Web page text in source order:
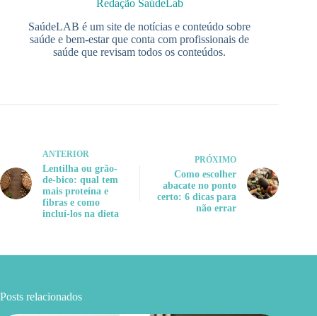
Redação SaúdeLab
SaúdeLAB é um site de notícias e conteúdo sobre
saúde e bem-estar que conta com profissionais de
saúde que revisam todos os conteúdos.
ANTERIOR
Lentilha ou grão-
de-bico: qual tem
mais proteína e
fibras e como
incluí-los na dieta
PRÓXIMO
Como escolher
abacate no ponto
certo: 6 dicas para
não errar
Posts relacionados